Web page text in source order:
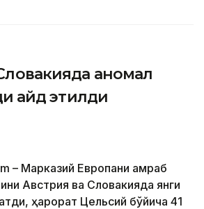
аномал
қайд этилди
– Марказий Европани қамраб
Австрия ва Словакияда янги
ҳарорат Цельсий бўйича 41